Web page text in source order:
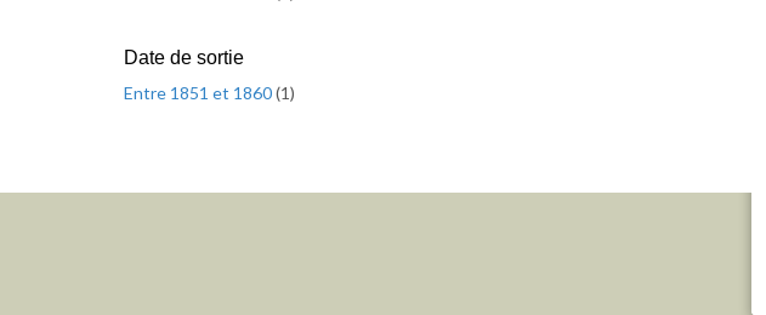
Date de sortie
Entre 1851 et 1860(1)